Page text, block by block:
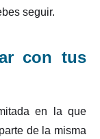
seguir.
con tus
en la que
de la misma